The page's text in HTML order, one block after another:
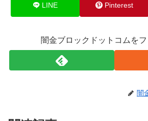
LINE Pinterest
闇金ブロックドットコムを
闇